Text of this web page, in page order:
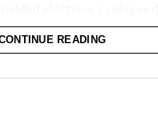
se mantendrá entre
en el occidente y la
a la población
READING